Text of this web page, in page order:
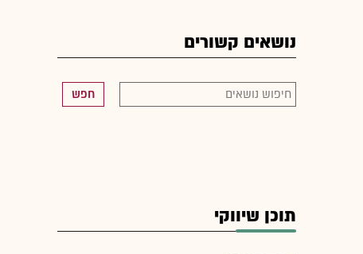
נושאים קשורים
חפש
תוכן שיווקי